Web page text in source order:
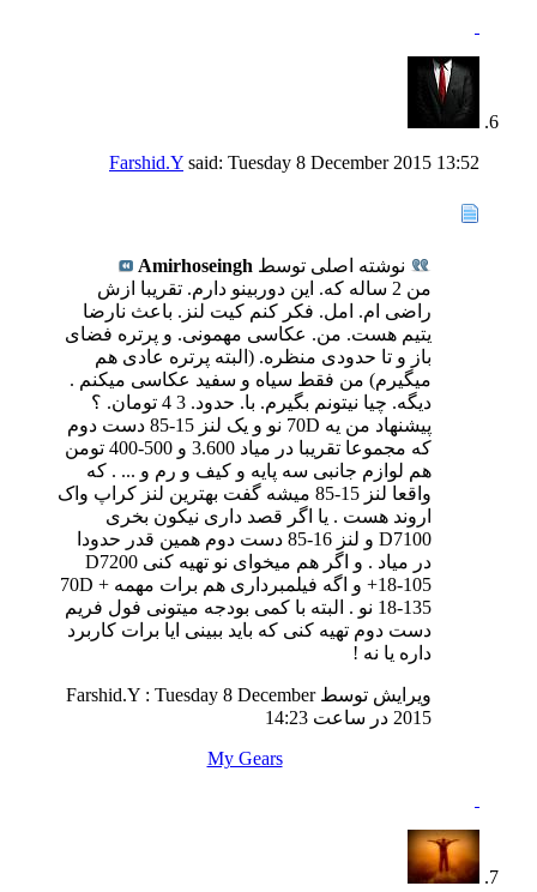
Farshid.Y said: Tuesday 8 December 2015 13:52
نوشته اصلی توسط Amirhoseingh
من 2 ساله که. این دوربینو دارم. تقریبا ازش
راضی ام. امل. فکر کنم کیت لنز. باعث نارضا
یتیم هست. من. عکاسی مهمونی. و پرتره فضای
باز و تا حدودی منظره. (البته پرتره عادی هم
میگیرم) من فقط سیاه و سفید عکاسی میکنم .
دیگه. چیا نیتونم بگیرم. با. حدود. 3 4 تومان. ؟
پیشنهاد من یه 70D نو و یک لنز 15-85 دست دوم
که مجموعا تقریبا در میاد 3.600 و 500-400 تومن
هم لوازم جانبی سه پایه و کیف و رم و ... . که
واقعا لنز 15-85 میشه گفت بهترین لنز کراپ واک
اروند هست . یا اگر قصد داری نیکون بخری
D7100 و لنز 16-85 دست دوم همین قدر حدودا
در میاد . و اگر هم میخوای نو تهیه کنی D7200
+18-105 و اگه فیلمبرداری هم برات مهمه 70D +
18-135 نو . البته با کمی بودجه میتونی فول فریم
دست دوم تهیه کنی که باید ببینی ایا برات کاربرد
داره یا نه !
ویرایش توسط Farshid.Y : Tuesday 8 December
2015 در ساعت
14:23
My Gears